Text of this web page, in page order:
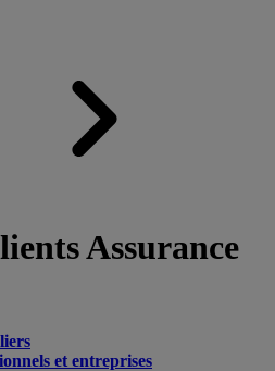
Assurance
et entreprises